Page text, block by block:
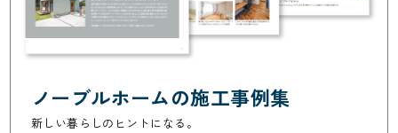
ノーブルホームの施工事例集
新しい暮らしのヒントになる。